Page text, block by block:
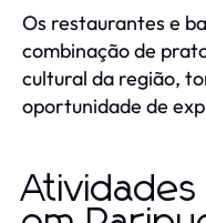
Os restaurantes e
combinação de
cultural da região,
oportunidade de
Atividades